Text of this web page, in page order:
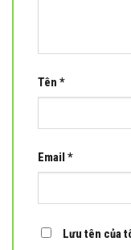
Tên *
Email *
Lưu tên của